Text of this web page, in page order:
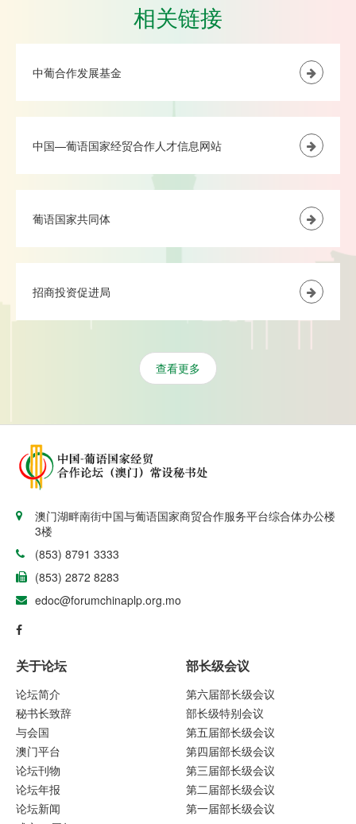
相关链接
中葡合作发展基金
中国—葡语国家经贸合作人才信息网站
葡语国家共同体
招商投资促进局
查看更多
澳门湖畔南街中国与葡语国家商贸合作服务平台综合体办公楼
3楼
(853) 8791 3333
(853) 2872 8283
edoc@forumchinaplp.org.mo
关于论坛
论坛简介
秘书长致辞
与会国
澳门平台
论坛刊物
论坛年报
论坛新闻
部长级会议
第六届部长级会议
部长级特别会议
第五届部长级会议
第四届部长级会议
第三届部长级会议
第二届部长级会议
第一届部长级会议